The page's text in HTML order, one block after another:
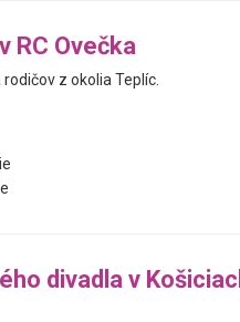
RC Ovečka
z okolia Teplíc.
divadla v